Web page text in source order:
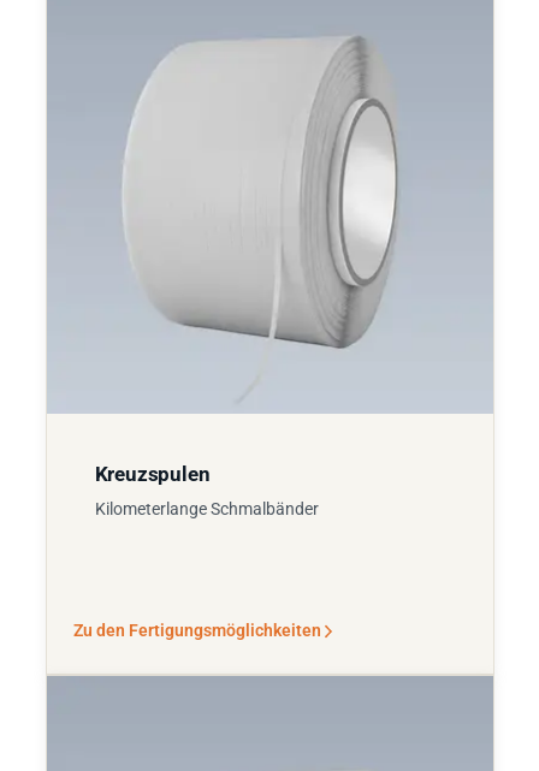
Kreuzspulen
Kilometerlange Schmalbänder
Zu den Fertigungsmöglichkeiten